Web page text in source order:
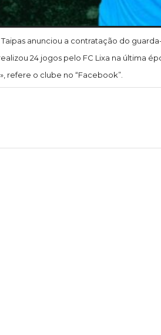
anunciou a contratação do
24 jogos pelo FC Lixa na última
refere o clube no “Facebook”.